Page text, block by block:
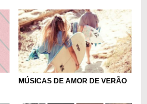
MÚSICAS DE AMOR DE VERÃO